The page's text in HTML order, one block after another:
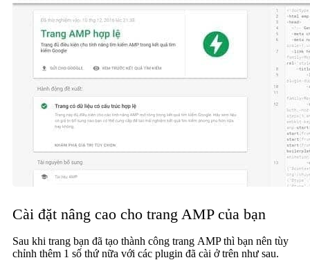
Cài đặt nâng cao cho trang AMP của bạn
Sau khi trang bạn đã tạo thành công trang AMP thì bạn nên tùy
chỉnh thêm 1 số thứ nữa với các plugin đã cài ở trên như sau.